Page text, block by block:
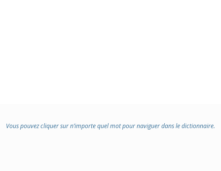
Vous pouvez cliquer sur n’importe quel mot pour naviguer dans le dictionnaire.